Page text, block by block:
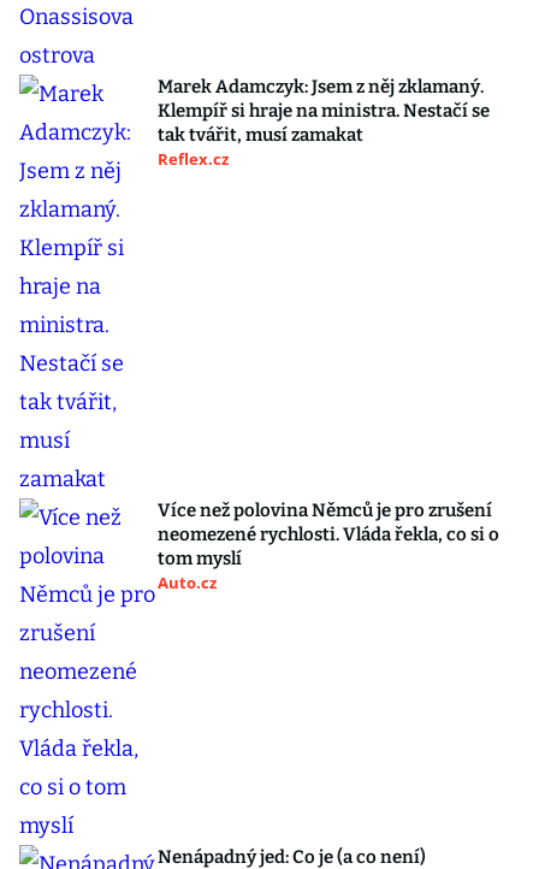
Marek Adamczyk: Jsem z něj zklamaný.
Klempíř si hraje na ministra. Nestačí se
tak tvářit, musí zamakat
Reflex.cz
Více než polovina Němců je pro zrušení
neomezené rychlosti. Vláda řekla, co si o
tom myslí
Auto.cz
Nenápadný jed: Co je (a co není)